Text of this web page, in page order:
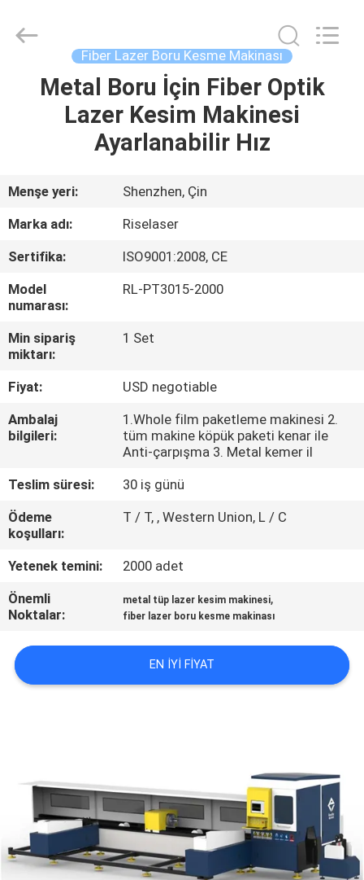
SG
GÖSTERISI
HAKKIMIZDA
FABRIKA
TURU
KALITE
BIZE
ULAŞIN
BIR
TEKLIF
ISTEĞI
РУССКИЙ
SITE
HARITASI
PRIVACY
Technology
Fiber Lazer Boru Kesme Makinası
Metal Boru İçin Fiber Optik
Lazer Kesim Makinesi
Ayarlanabilir Hız
Menşe yeri:
Shenzhen, Çin
Marka adı:
Riselaser
Sertifika:
ISO9001:2008, CE
Model
numarası:
RL-PT3015-2000
Min sipariş
miktarı:
1 Set
Fiyat:
USD negotiable
Ambalaj
bilgileri:
1.Whole film paketleme makinesi 2.
tüm makine köpük paketi kenar ile
Anti-çarpışma 3. Metal kemer il
Teslim süresi:
30 iş günü
Ödeme
koşulları:
T / T, , Western Union, L / C
Yetenek temini:
2000 adet
Önemli
Noktalar:
metal tüp lazer kesim makinesi,
fiber lazer boru kesme makinası
EN IYI FIYAT